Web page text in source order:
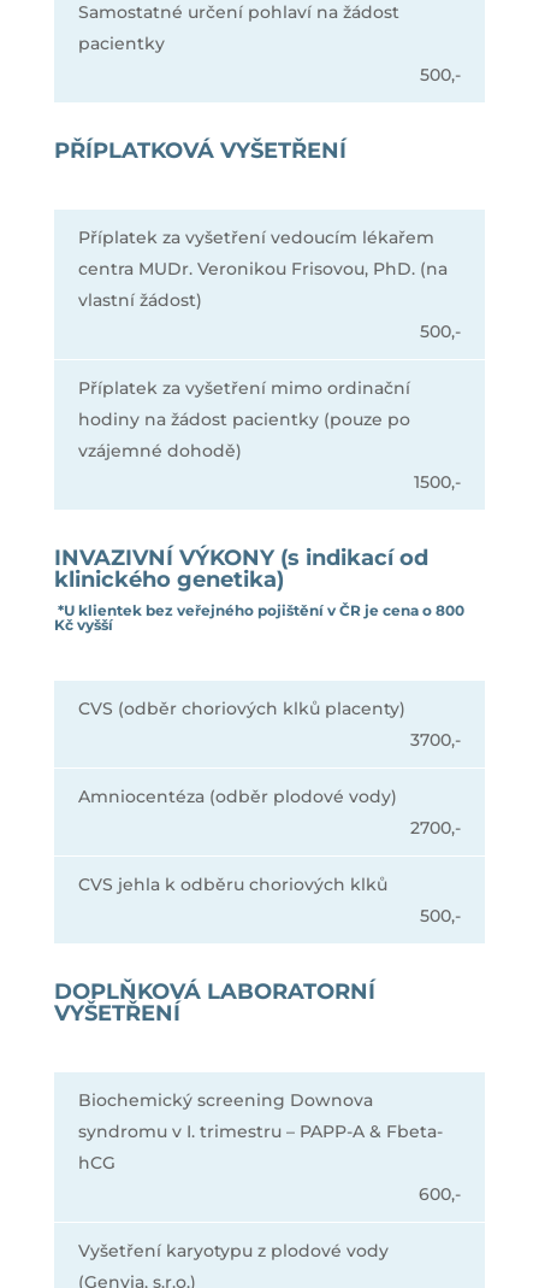
Samostatné určení pohlaví na žádost
pacientky
500,-
PŘÍPLATKOVÁ VYŠETŘENÍ
Příplatek za vyšetření vedoucím lékařem
centra MUDr. Veronikou Frisovou, PhD. (na
vlastní žádost)
500,-
Příplatek za vyšetření mimo ordinační
hodiny na žádost pacientky (pouze po
vzájemné dohodě)
1500,-
INVAZIVNÍ VÝKONY (s indikací od
klinického genetika)
*U klientek bez veřejného pojištění v ČR je cena o 800
Kč vyšší
CVS (odběr choriových klků placenty)
3700,-
Amniocentéza (odběr plodové vody)
2700,-
CVS jehla k odběru choriových klků
500,-
DOPLŇKOVÁ LABORATORNÍ
VYŠETŘENÍ
Biochemický screening Downova
syndromu v I. trimestru – PAPP-A & Fbeta-
hCG
600,-
Vyšetření karyotypu z plodové vody
(Genvia, s.r.o.)